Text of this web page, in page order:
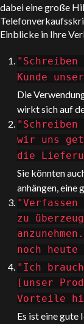
dabei eine große
Einblicke in Ihre
Kunde
Die
wirkt sich auf
wir uns
die
Sie könnten
anhängen, eine
"Verfassen
zu
noch
"Ich
[unser
Vorteile
Es ist eine gute